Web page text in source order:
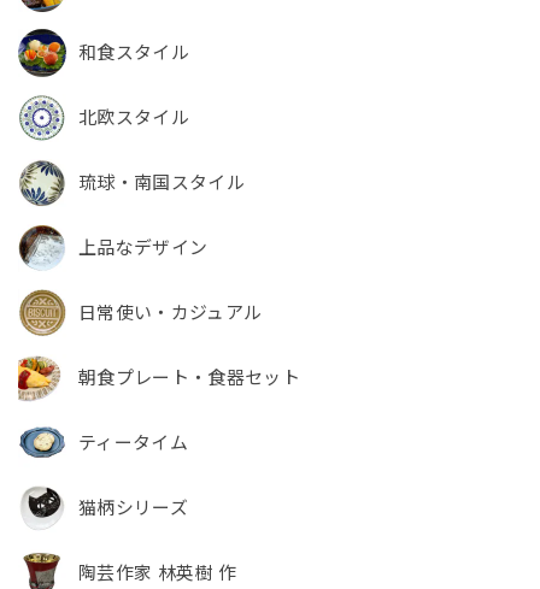
和食スタイル
北欧スタイル
琉球・南国スタイル
上品なデザイン
日常使い・カジュアル
朝食プレート・食器セット
ティータイム
猫柄シリーズ
陶芸作家 林英樹 作